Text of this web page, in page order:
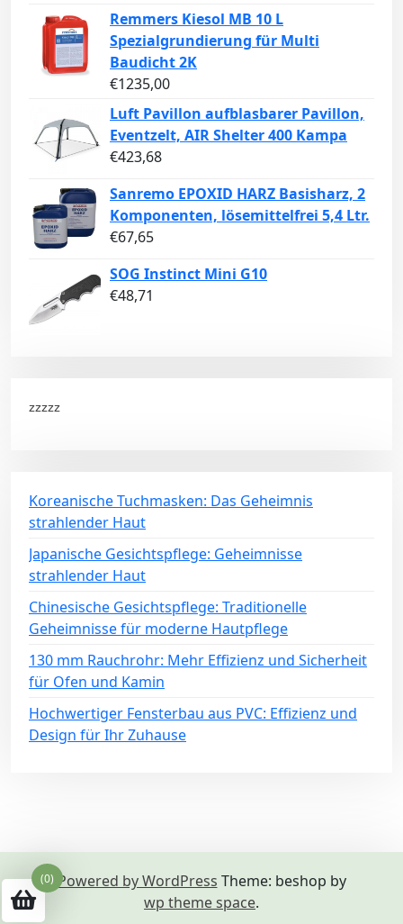
Remmers Kiesol MB 10 L
Spezialgrundierung für Multi
Baudicht 2K
€1235,00
Luft Pavillon aufblasbarer Pavillon,
Eventzelt, AIR Shelter 400 Kampa
€423,68
Sanremo EPOXID HARZ Basisharz, 2
Komponenten, lösemittelfrei 5,4 Ltr.
€67,65
SOG Instinct Mini G10
€48,71
zzzzz
Koreanische Tuchmasken: Das Geheimnis
strahlender Haut
Japanische Gesichtspflege: Geheimnisse
strahlender Haut
Chinesische Gesichtspflege: Traditionelle
Geheimnisse für moderne Hautpflege
130 mm Rauchrohr: Mehr Effizienz und Sicherheit
für Ofen und Kamin
Hochwertiger Fensterbau aus PVC: Effizienz und
Design für Ihr Zuhause
Powered by WordPress Theme: beshop by
wp theme space.
(0)